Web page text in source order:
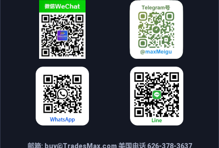
邮箱: buy@TradesMax.com美国电话 626-378-3637